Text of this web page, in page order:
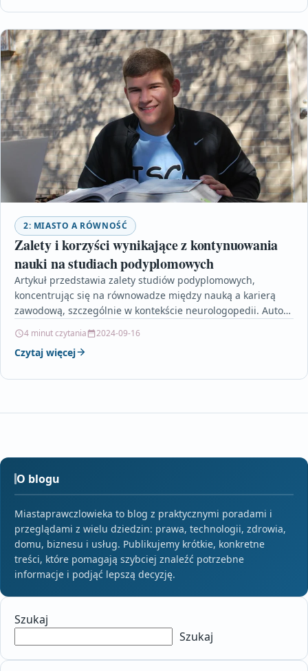
2: MIASTO A RÓWNOŚĆ
Zalety i korzyści wynikające z kontynuowania
nauki na studiach podyplomowych
Artykuł przedstawia zalety studiów podyplomowych,
koncentrując się na równowadze między nauką a karierą
zawodową, szczególnie w kontekście neurologopedii. Autor
4 minut czytania 2024-09-16
Czytaj więcej
O blogu
Miastaprawczlowieka to blog z praktycznymi poradami i
przeglądami z wielu dziedzin: prawa, technologii, zdrowia,
domu, biznesu i usług. Publikujemy krótkie, konkretne
treści, które pomagają szybciej znaleźć potrzebne
informacje i podjąć lepszą decyzję.
Szukaj
Szukaj